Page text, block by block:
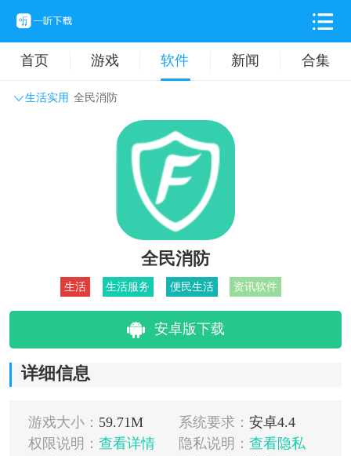
首页 游戏 软件 新闻 合集
生活实用 全民消防
主题壁纸 旅游出行
拍摄美化 时尚购物
全民消防
生活 生活服务 便民生活 资讯软件
安卓版下载
详细信息
游戏大小： 59.71M 系统要求： 安卓4.4
权限说明： 查看详情 隐私说明： 查看隐私